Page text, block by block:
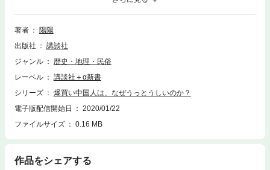
で受け継がれてきた、変わらぬ文化気質がある。日中文化比較の研究者で
もあり、在日二十余年の著者が、「近くて遠い国」中国と中国人に日本人
が抱く「なぜ？」を解明する。
著者
陽陽
出版社
講談社
ジャンル
歴史・地理・民俗
レーベル
講談社＋α新書
シリーズ
爆買い中国人は、なぜうっとうしいのか？
電子版配信開始日
2020/01/22
ファイルサイズ
0.16 MB
作品をシェアする